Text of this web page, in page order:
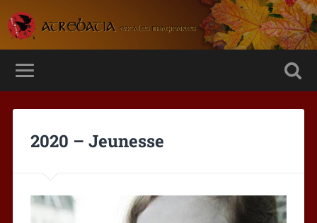
2020 – Jeunesse